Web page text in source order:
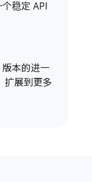
稳定 API
版本的进一
扩展到更多